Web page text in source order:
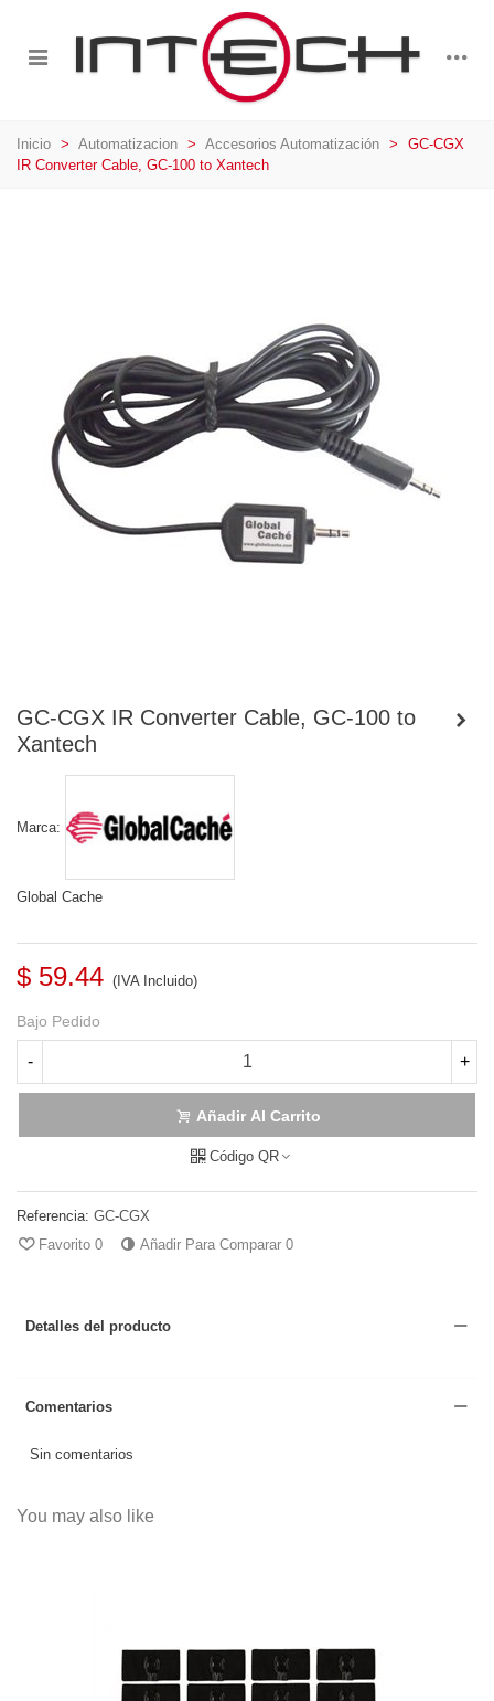
Inicio > Automatizacion > Accesorios Automatización >
GC-CGX
IR Converter Cable, GC-100 to Xantech
GC-CGX IR Converter Cable, GC-100 to
Xantech
Marca:
Global Cache
$ 59.44 (IVA Incluido)
Bajo Pedido
- +
Añadir Al Carrito
Código QR
Referencia: GC-CGX
Favorito 0 Añadir Para Comparar 0
Detalles del producto
Comentarios
Sin comentarios
You may also like